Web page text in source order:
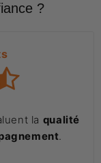
?
la qualité